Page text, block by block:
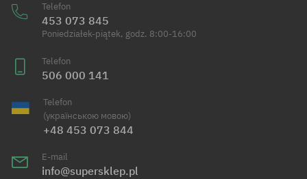
Telefon
453 073 845
Poniedziałek-piątek, godz. 8:00-16:00
Telefon
506 000 141
Telefon
(українською мовою)
+48 453 073 844
E-mail
info@supersklep.pl